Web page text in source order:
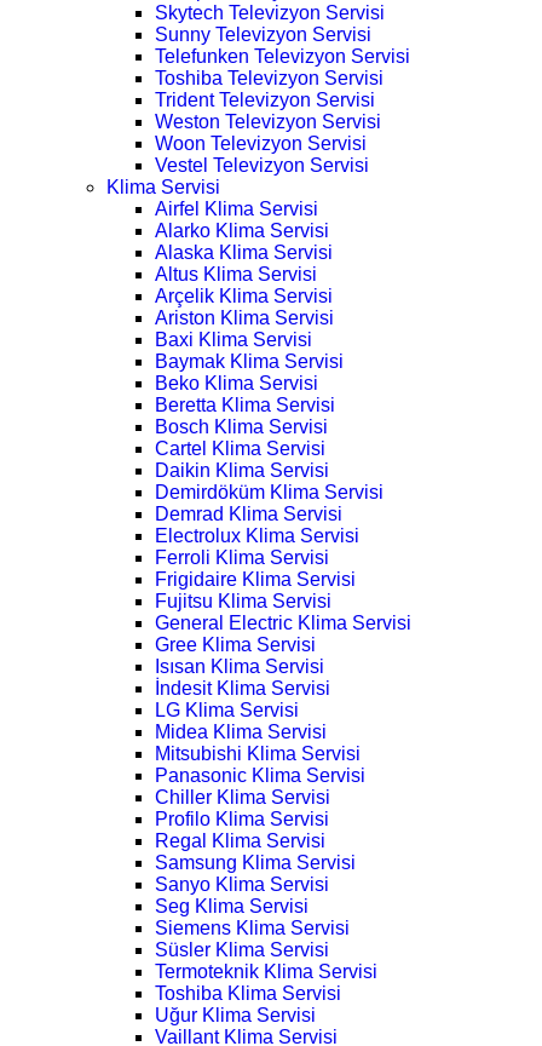
Skytech Televizyon Servisi
Sunny Televizyon Servisi
Telefunken Televizyon Servisi
Toshiba Televizyon Servisi
Trident Televizyon Servisi
Weston Televizyon Servisi
Woon Televizyon Servisi
Vestel Televizyon Servisi
Klima Servisi
Airfel Klima Servisi
Alarko Klima Servisi
Alaska Klima Servisi
Altus Klima Servisi
Arçelik Klima Servisi
Ariston Klima Servisi
Baxi Klima Servisi
Baymak Klima Servisi
Beko Klima Servisi
Beretta Klima Servisi
Bosch Klima Servisi
Cartel Klima Servisi
Daikin Klima Servisi
Demirdöküm Klima Servisi
Demrad Klima Servisi
Electrolux Klima Servisi
Ferroli Klima Servisi
Frigidaire Klima Servisi
Fujitsu Klima Servisi
General Electric Klima Servisi
Gree Klima Servisi
Isısan Klima Servisi
İndesit Klima Servisi
LG Klima Servisi
Midea Klima Servisi
Mitsubishi Klima Servisi
Panasonic Klima Servisi
Chiller Klima Servisi
Profilo Klima Servisi
Regal Klima Servisi
Samsung Klima Servisi
Sanyo Klima Servisi
Seg Klima Servisi
Siemens Klima Servisi
Süsler Klima Servisi
Termoteknik Klima Servisi
Toshiba Klima Servisi
Uğur Klima Servisi
Vaillant Klima Servisi